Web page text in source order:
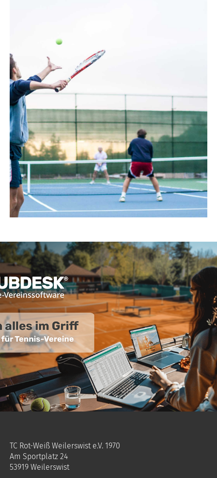
TC Rot-Weiß Weilerswist e.V. 1970
Am Sportplatz 24
53919 Weilerswist